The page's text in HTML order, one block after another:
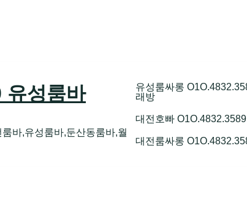
유성룸바
바,유성룸바,둔산동룸바,월
유성룸싸롱
래방
대전호빠
대전룸싸롱